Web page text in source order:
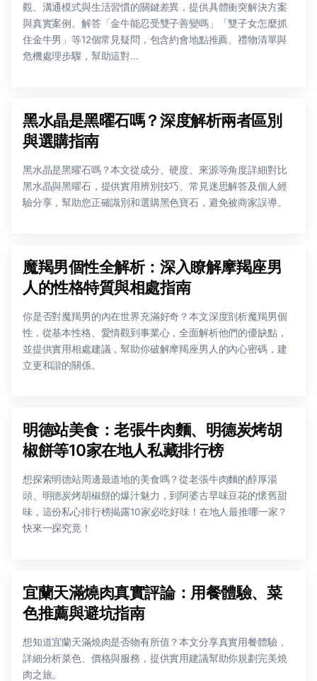
觀、溝通模式與生活習慣的關鍵差異，提供具體衝突解決方案
與真實案例。解答「金牛能忍受雙子善變嗎」「雙子女怎麼抓
住金牛男」等12個常見疑問，包含約會地點推薦、禮物清單與
危機處理步驟，幫助這對...
黑水晶是黑曜石嗎？深度解析兩者區別
與選購指南
黑水晶是黑曜石嗎？本文從成分、硬度、來源等角度詳細對比
黑水晶與黑曜石，提供實用辨別技巧、常見迷思解答及個人經
驗分享，幫助您正確識別和選購黑色寶石，避免被商家誤導。
魔羯男個性全解析：深入瞭解摩羯座男
人的性格特質與相處指南
你是否對魔羯男的內在世界充滿好奇？本文深度剖析魔羯男個
性，從基本性格、愛情觀到事業心，全面解析他們的優缺點，
並提供實用相處建議，幫助你破解摩羯座男人的內心密碼，建
立更和諧的關係。
明德站美食：老張牛肉麵、明德炭烤胡
椒餅等10家在地人私藏排行榜
想探索明德站周邊最道地的美食嗎？從老張牛肉麵的醇厚湯
頭、明德炭烤胡椒餅的爆汁魅力，到阿婆古早味豆花的懷舊甜
味，這份私心排行榜揭露10家必吃好味！在地人最推哪一家？
快來一探究竟！
宜蘭天滿燒肉真實評論：用餐體驗、菜
色推薦與避坑指南
想知道宜蘭天滿燒肉是否物有所值？本文分享真實用餐體驗，
詳細分析菜色、價格與服務，提供實用建議幫助你規劃完美燒
肉之旅。